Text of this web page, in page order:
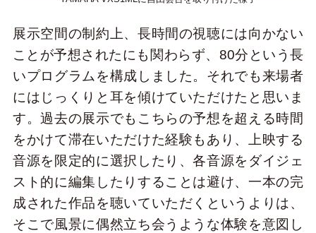
展示空間の制約上、長時間の視聴には向かない
ことが予想されたにも関わらず、80分という長
いプログラムを構成しました。それでも来場者
にはじっくりと耳を傾けていただけたと思いま
す。過去の展示でもこちらの予想を超える時間
をかけて滞在いただけた経験もあり、上映する
音源を限定的に選択したり、各音源をダイジェ
スト的に編集したりすることは避け、一本の完
成された作品を聴いていただくというよりは、
そこで風景に偶然立ち会うような体験を意図し